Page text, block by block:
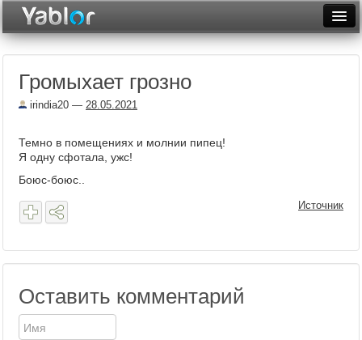
Неделя
Рейтинги
Громыхает грозно
irindia20 — 28.05.2021
Темно в помещениях и молнии пипец!
Я одну сфотала, ужс!
Боюс-боюс..
Источник
Оставить комментарий